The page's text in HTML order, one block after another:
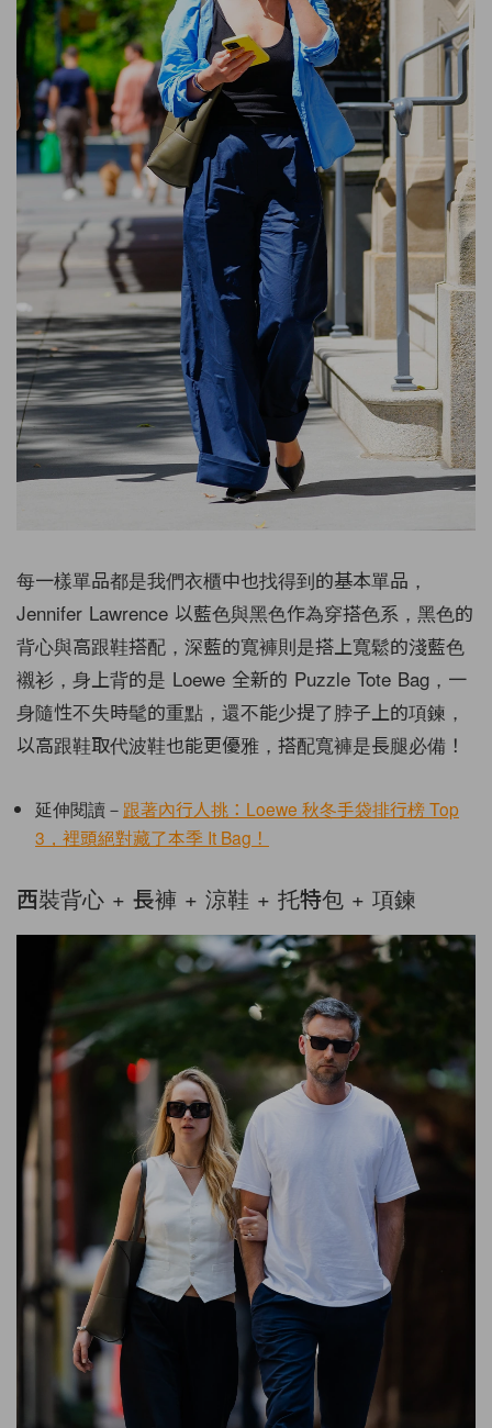
每一樣單品都是我們衣櫃中也找得到的基本單品，
Jennifer Lawrence 以藍色與黑色作為穿搭色系，黑色的
背心與高跟鞋搭配，深藍的寬褲則是搭上寬鬆的淺藍色
襯衫，身上背的是 Loewe 全新的 Puzzle Tote Bag，一
身隨性不失時髦的重點，還不能少提了脖子上的項鍊，
以高跟鞋取代波鞋也能更優雅，搭配寬褲是長腿必備！
延伸閱讀－ 跟著內行人挑：Loewe 秋冬手袋排行榜 Top
3，裡頭絕對藏了本季 It Bag！
西裝背心 + 長褲 + 涼鞋 + 托特包 + 項鍊